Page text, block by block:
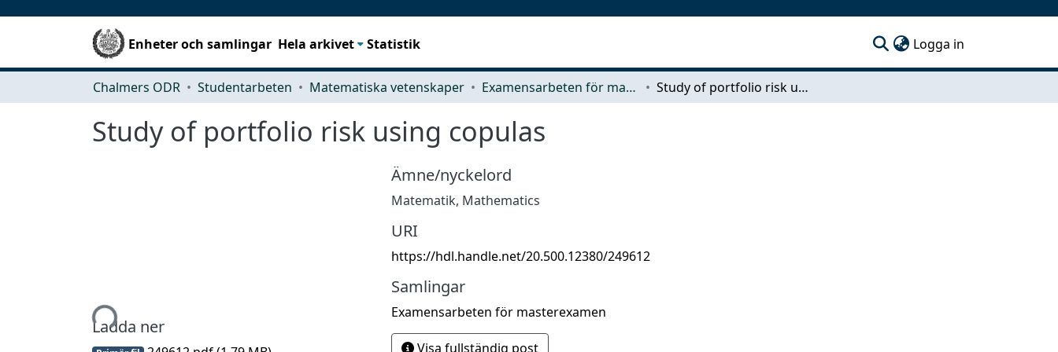
Enheter och samlingar Hela arkivet Statistik Logga in
Chalmers ODR Studentarbeten Matematiska vetenskaper Examensarbeten för masterexamen Study of portfolio risk using copulas
Study of portfolio risk using copulas
Hämtar...
Ladda ner
Ämne/nyckelord
Matematik, Mathematics
URI
https://hdl.handle.net/20.500.12380/249612
Samlingar
Examensarbeten för masterexamen
Visa fullständig post